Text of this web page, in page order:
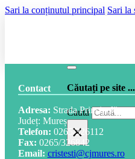
Sari la conținutul principal Sari la
Căutați pe site ...
Caută
×
Contact
Adresa: Strada Principală,
Județ: Mureș
Telefon: 0265/326112
Fax: 0265/326842
Email: cristesti@cjmures.ro